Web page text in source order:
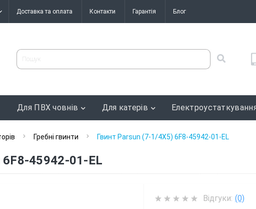
Доставка та оплата Контакти Гарантія Блог
Для ПВХ човнів Для катерів
Гребні гвинти Гвинт Parsun (7-1/4X5) 6F8-45942-01-EL
45942-01-EL
Відгуки: (0)